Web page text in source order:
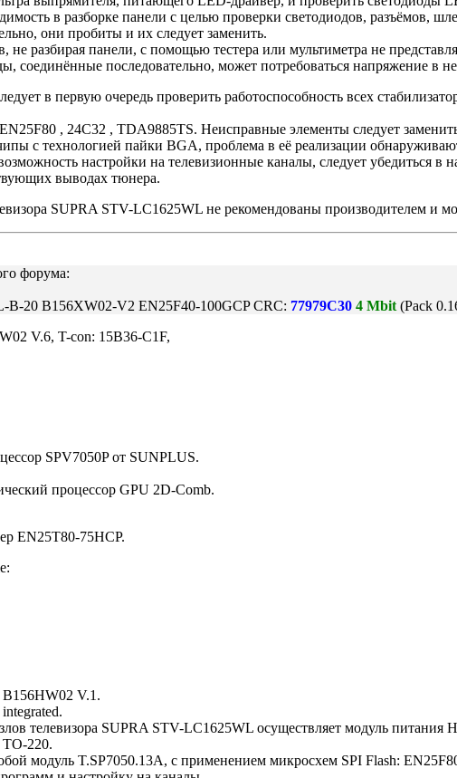
в разборке панели с целью проверки светодиодов, разъёмов,
они пробиты и их следует заменить.
разбирая панели, с помощью тестера или мультиметра не
соединённые последовательно, может потребоваться напряжение в
в первую очередь проверить работоспособность всех
, 24C32 , TDA9885TS. Неисправные элементы следует
с технологией пайки BGA, проблема в её реализации
настройки на телевизионные каналы, следует убедиться
выводах тюнера.
SUPRA STV-LC1625WL не рекомендованы производителем и
форума:
20 B156XW02-V2 EN25F40-100GCP CRC: 77979C30 4 Mbit (Pack
V.6, T-con: 15B36-C1F,
SPV7050P от SUNPLUS.
процессор GPU 2D-Comb.
EN25T80-75HCP.
V.1.
телевизора SUPRA STV-LC1625WL осуществляет модуль питания
220.
модуль T.SP7050.13A, с применением микросхем SPI Flash: